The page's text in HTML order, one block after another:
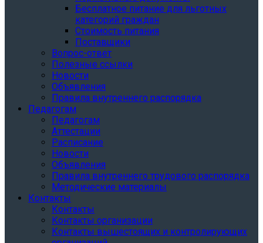
Бесплатное питание для льготных
категорий граждан
Стоимость питания
Поставщики
Вопрос-ответ
Полезные ссылки
Новости
Объявления
Правила внутреннего распорядка
Педагогам
Педагогам
Аттестации
Расписание
Новости
Объявления
Правила внутреннего трудового распорядка
Методические материалы
Контакты
Контакты
Контакты организации
Контакты вышестоящих и контролирующих